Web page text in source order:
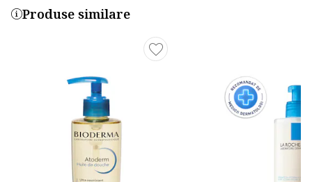
Produse similare